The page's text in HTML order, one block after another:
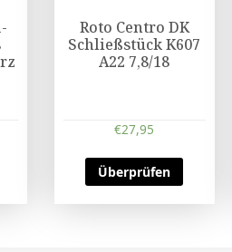
Roto Centro DK
Schließstück K607
A22 7,8/18
€27,95
Überprüfen